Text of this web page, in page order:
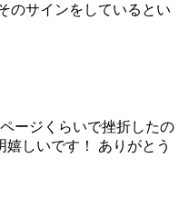
のサインをしているとい
ージくらいで挫折したの
嬉しいです！ ありがとう